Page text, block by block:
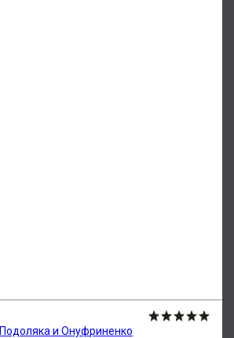
Подоляка и Онуфриненко